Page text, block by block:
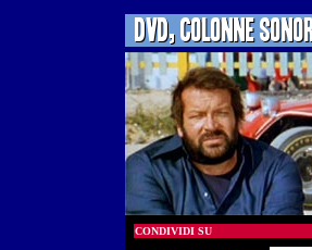
CONDIVIDI SU